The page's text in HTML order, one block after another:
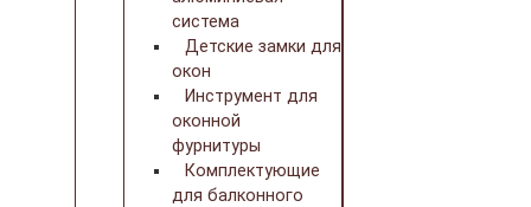
система
Детские замки для
окон
Инструмент для
оконной
фурнитуры
Комплектующие
для балконного